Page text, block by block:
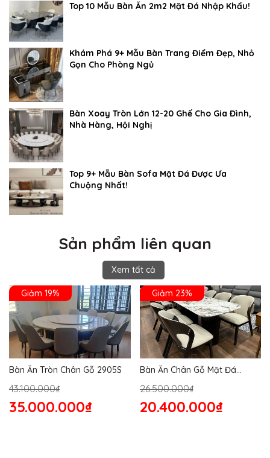
Top 10 Mẫu Bàn Ăn 2m2 Mặt Đá Nhập Khẩu!
Khám Phá 9+ Mẫu Bàn Trang Điểm Đẹp, Nhỏ
Gọn Cho Phòng Ngủ
Bàn Xoay Tròn Lớn 12-20 Ghế Cho Gia Đình,
Nhà Hàng, Hội Nghị
Top 9+ Mẫu Bàn Sofa Mặt Đá Được Ưa
Chuộng Nhất!
Sản phẩm liên quan
Xem tất cả
Giảm 19%
Bàn Ăn Tròn Chân Gỗ 2905S
43.100.000₫
35.000.000₫
Giảm 23%
Bàn Ăn Chân Gỗ Mặt Đá
26.500.000₫
20.400.000₫